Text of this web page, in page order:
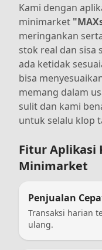
Kami dengan
minimarket
meringankan
stok real dan sisa
ada ketidak
bisa
memang dalam
sulit dan kami
untuk selalu klop
Fitur Aplikasi
Minimarket
Penjualan
Transaksi harian
ulang.